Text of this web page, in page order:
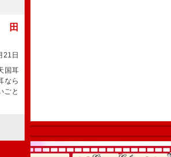
田
21日
国耳
なら
ごと